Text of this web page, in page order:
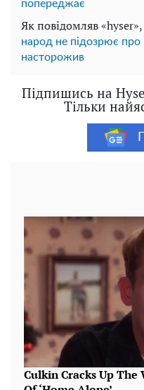
попереджає
Як повідомляв «hyser»,
народ не підозрює про
насторожив
Підпишись на
Тільки